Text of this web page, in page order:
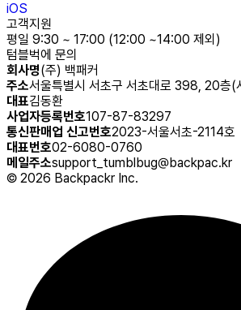
iOS
고객지원
평일 9:30 ~ 17:00 (12:00 ~14:00 제외)
텀블벅에 문의
회사명(주) 백패커
주소서울특별시 서초구 서초대로 398, 20층(
대표김동환
사업자등록번호107-87-83297
통신판매업 신고번호2023-서울서초-2114호
대표번호02-6080-0760
메일주소support_tumblbug@backpac.kr
© 2026 Backpackr Inc.